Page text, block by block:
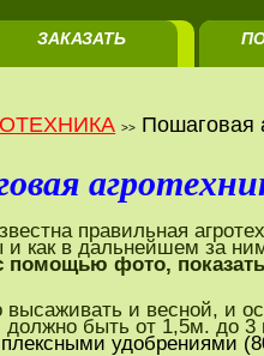
ЗАКАЗАТЬ
>> Пошаговая
правильная
как в дальнейшем за
фото,
и весной, и
быть от 1,5м. до 3
удобрениями